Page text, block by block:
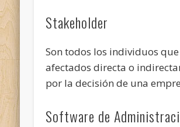
Stakeholder
Son todos los individuos que
afectados directa o
por la decisión de una
Software de